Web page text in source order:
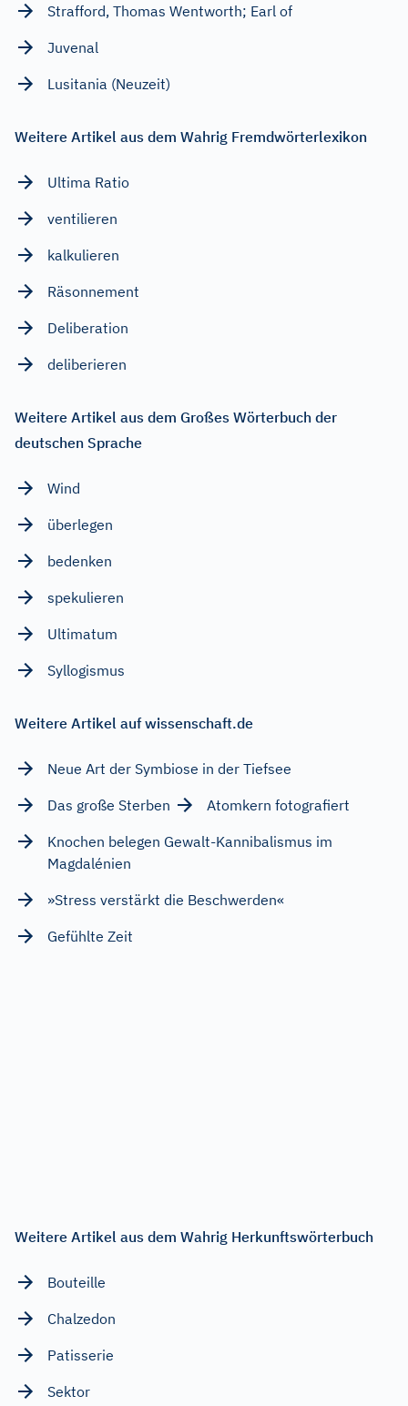
Strafford, Thomas Wentworth; Earl of
Juvenal
Lusitania (Neuzeit)
Weitere Artikel aus dem Wahrig Fremdwörterlexikon
Ultima Ratio
ventilieren
kalkulieren
Räsonnement
Deliberation
deliberieren
Weitere Artikel aus dem Großes Wörterbuch der
deutschen Sprache
Wind
überlegen
bedenken
spekulieren
Ultimatum
Syllogismus
Weitere Artikel auf wissenschaft.de
Neue Art der Symbiose in der Tiefsee
Das große Sterben
Atomkern fotografiert
Knochen belegen Gewalt-Kannibalismus im
Magdalénien
»Stress verstärkt die Beschwerden«
Gefühlte Zeit
Weitere Artikel aus dem Wahrig Herkunftswörterbuch
Bouteille
Chalzedon
Patisserie
Sektor